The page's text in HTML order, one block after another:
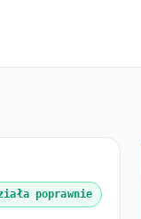
poprawnie